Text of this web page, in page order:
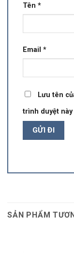
Tên *
Email *
Lưu tên
trình duyệt
SẢN PHẨM